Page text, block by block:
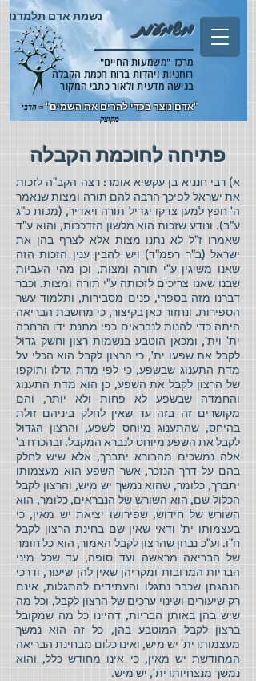
משמעות
מרכז "משמעות החיים"
רוחניות ויהדות ברוח חכמת הקבלה
בגישה מדעית ולאור כתבי המקור
"אדם נוצר בכדי להרים את השמים" -הרבי
מקוצק
נשמת אדם תלמדנו
פתיחה לחוכמת הקבלה
א) רבי חנניא בן עקשיא אומר: רצה הקב"ה לזכות
את ישראל לפיכך הרבה להם תורה ומצות שנאמר
ה' חפץ למען צדקו יגדיל תורה ויאדיר, (מכות כ"ג
ע"ב). ונודע שזכות הוא מלשון הזדככות, והוא ע"ד
שאמרו ז"ל לא נתנו מצות אלא לצרף בהן את
ישראל (ב"ר רפמ"ד) ויש להבין ענין הזכות הזה
שאנו משיגין ע"י תורה ומצות, וכן מהי העביות
שבנו שאנו צריכים לזכותה ע"י תורה ומצות. וכבר
דברנו מזה בספרי, פנים מסבירות, ותלמוד עשר
הספירות. ונחזור כאן בקיצור, כי מחשבת הבריאה
היתה כדי להנות לנבראים כפי מתנת ידו הרחבה
ית' וית', ומכאן הוטבע בנשמות רצון וחשק גדול
לקבל את שפעו ית', כי הרצון לקבל הוא הכלי על
מדת התענוג שבשפע, כי לפי מדת גדלו ותוקפו
של הרצון לקבל את השפע, כן הוא מדת התענוג
והחמדה שבשפע לא פחות ולא יותר, והם
מקושרים זה בזה עד שאין לחלק ביניהם זולת
בהיחס, שהתענוג מיוחס לשפע, והרצון הגדול
לקבל את השפע מיוחס לנברא המקבל. ובהכרח ב'
אלה נמשכים מהבורא יתברך, אלא שיש לחלק
בהם על דרך הנזכר, אשר השפע הוא מעצמותו
יתברך, כלומר, שהוא נמשך יש מיש, והרצון לקבל
הכלול שם, הוא השורש של הנבראים, כלומר, הוא
השורש של חידוש, שפירושו יציאת יש מאין, כי
בעצמותו ית' ודאי שאין שם בחינת הרצון לקבל
ח"ו. וע"כ נבחן שהרצון לקבל האמור, הוא כל חומר
של הבריאה מראשה ועד סופה, עד שכל מיני
הבריות המרובות ומקריהן שאין להן שיעור, ודרכי
הנהגתן שכבר נתגלו והעתידים להתגלות, אינם
רק שיעורים ושינוי ערכים של הרצון לקבל, וכל מה
שיש בהן באותן הבריות, דהיינו כל מה שמקובל
ברצון לקבל המוטבע בהן, כל זה הוא נמשך
מעצמותו ית' יש מיש, ואינו כלום מבחינת הבריאה
המחודשת יש מאין, כי אינו מחודש כלל, והוא
נמשך מנצחיותו ית', יש מיש.